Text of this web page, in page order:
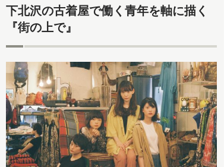
下北沢の古着屋で働く青年を軸に描く
『街の上で』